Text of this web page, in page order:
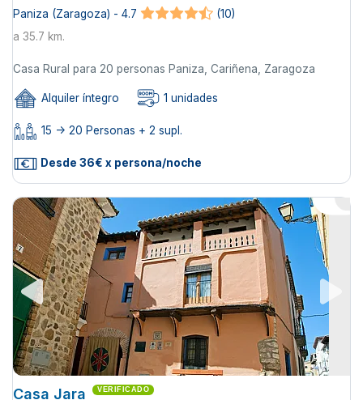
Paniza (Zaragoza) - 4.7
(10)
a 35.7 km.
Casa Rural para 20 personas Paniza, Cariñena, Zaragoza
Alquiler íntegro 1 unidades
15 -> 20 Personas + 2 supl.
Desde 36€ x persona/noche
Casa Jara VERIFICADO